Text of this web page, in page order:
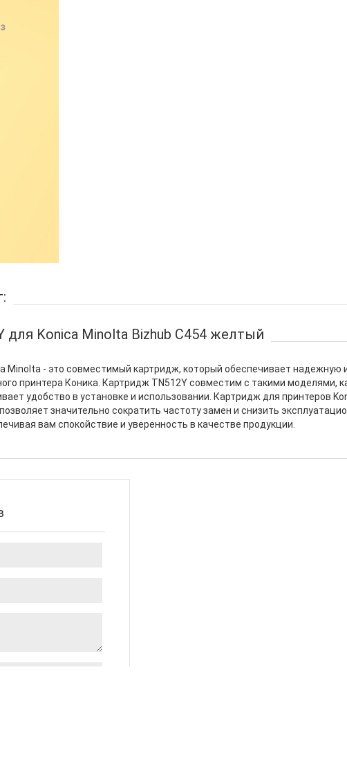
для Konica Minolta Bizhub C454 желтый
Minolta - это совместимый картридж, который обеспечивает надежную
принтера Коника. Картридж TN512Y совместим с такими моделями,
удобство в установке и использовании. Картридж для принтеров
значительно сократить частоту замен и снизить
вам спокойствие и уверенность в качестве продукции.